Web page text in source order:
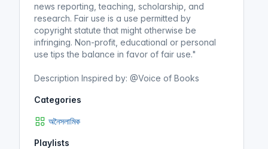
news reporting, teaching, scholarship, and
research. Fair use is a use permitted by
copyright statute that might otherwise be
infringing. Non-profit, educational or personal
use tips the balance in favor of fair use."
Description Inspired by: @Voice of Books
Categories
অনৈসলামিক
Playlists